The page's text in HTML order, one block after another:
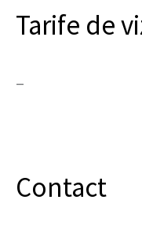
Tarife de
–
Contact